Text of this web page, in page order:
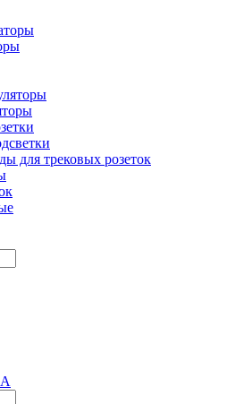
для трековых розеток